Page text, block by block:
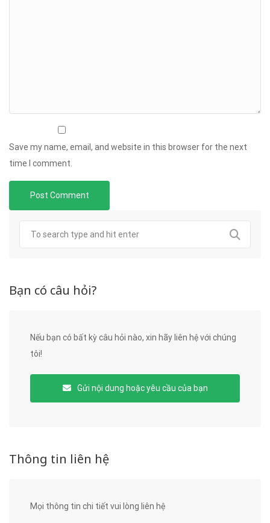
Save my name, email, and website in this browser for the next
time I comment.
Bạn có câu hỏi?
Nếu bạn có bất kỳ câu hỏi nào, xin hãy liên hệ với chúng
tôi!
Gửi nội dung hoặc yêu cầu của bạn
Thông tin liên hệ
Mọi thông tin chi tiết vui lòng liên hệ